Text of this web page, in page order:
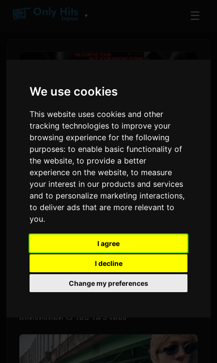
We use cookies
This website uses cookies and other
tracking technologies to improve your
browsing experience for the following
purposes:to enable basic functionality of
the website,to provide a better
experience on the website,to measure
your interest in our products and services
and to personalize marketing interactions,
to deliver ads that are more relevant to
you.
I agree
I decline
Change my preferences
▼ ☰
CORTIS ประกาศทัวร์เดี่ยวรอบ
โลกครั้งแรก 'PUT YOUR PHONE
DOWN'
CORTIS กำลังจะเปิดตัวทัวร์เดี่ยวรอบโลกครั้งแรกใน
ปี 2026 ทั้งห้าสมาชิกของกลุ่มที่เปิดตัวเมื่อเดือน
แสดงทั้งหมด 13 รอบ ใน 9 เมือง